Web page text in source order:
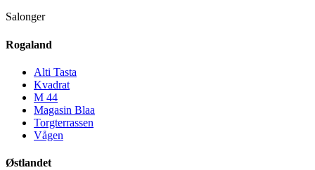
Salonger
Rogaland
Alti Tasta
Kvadrat
M 44
Magasin Blaa
Torgterrassen
Vågen
Østlandet